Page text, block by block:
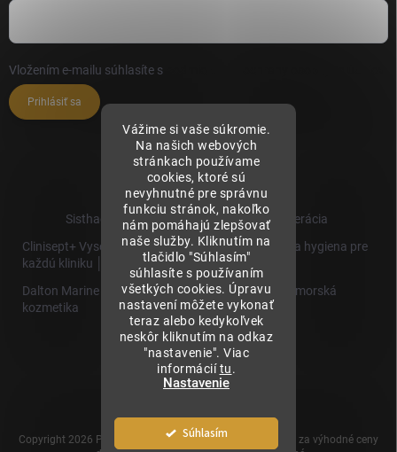
Vážime si vaše súkromie.
Na našich webových
stránkach používame
cookies, ktoré sú
nevyhnutné pre správnu
funkciu stránok, nakoľko
nám pomáhajú zlepšovať
naše služby. Kliknutím na
tlačidlo "Súhlasím"
súhlasíte s používaním
všetkých cookies. Úpravu
nastavení môžete vykonať
teraz alebo kedykoľvek
neskôr kliknutím na odkaz
"nastavenie". Viac
informáciítu.
Nastavenie
Súhlasím
Vložením e-mailu súhlasíte s
Prihlásiť sa
Sisthaema.sk - Skutočná Dermálna Regenerácia
Clinisept+ Vysoko účinné čistenie a antimikrobiálna hygiena pre
každú kliniku │
Dalton Marine Cosmetics - Kvalitná profesionálna morská
kozmetika
Sisthaema
Hevo T
│Skutočná
Biorevitalizácia
Copyright 2026 Prémiové produkty pre estetickú medicínu za výhodné ceny